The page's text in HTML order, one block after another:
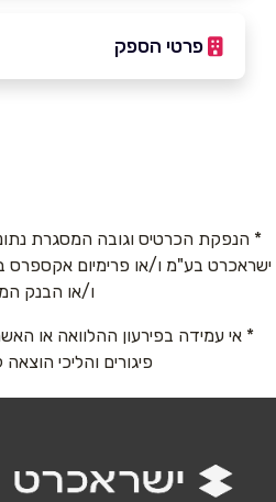
פרטי הספק
אנא חזרו אלי בקשר ל...
* הנפקת הכרטיס וגובה המסגרת
ישראכרט בע"מ ו/או פרימיום אקספרס
ו/או הבנק
* אי עמידה בפירעון ההלוואה או
פיגורים והליכי